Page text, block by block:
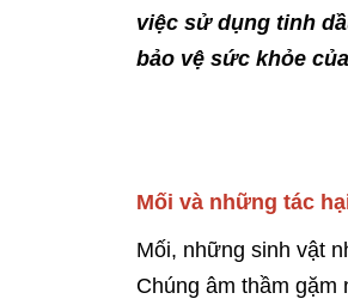
việc sử dụng tinh
bảo vệ sức khỏe
Mối và những tác
Mối, những sinh vật
Chúng âm thầm gặm